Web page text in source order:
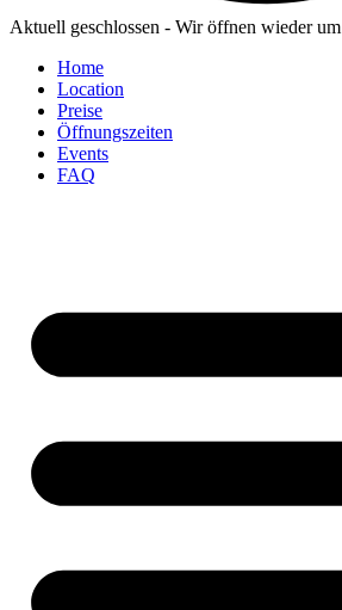
Aktuell geschlossen - Wir öffnen wieder um
Home
Location
Preise
Öffnungszeiten
Events
FAQ